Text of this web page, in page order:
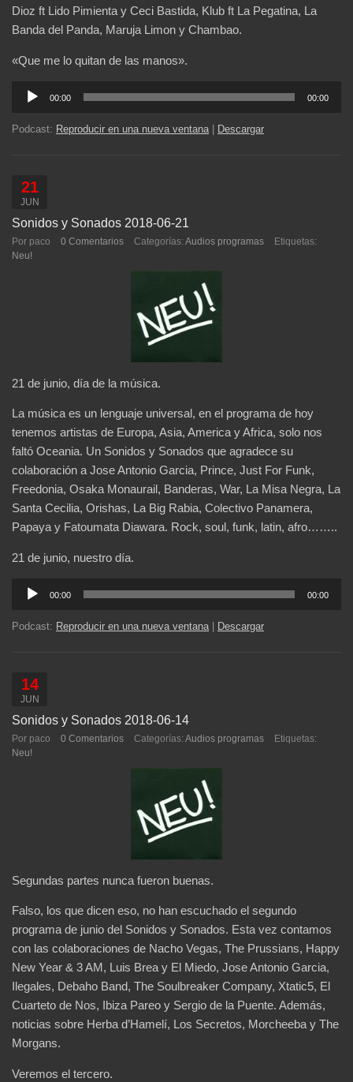
Dioz ft Lido Pimienta y Ceci Bastida, Klub ft La Pegatina, La
Banda del Panda, Maruja Limon y Chambao.
«Que me lo quitan de las manos».
Reproductor
audio
00:00 00:00
Podcast: Reproducir en una nueva ventana| Descargar
21
JUN
Sonidos y Sonados 2018-06-21
Por paco 0 Comentarios Categorías: Audios programas
Etiquetas:
Neu!
21 de junio, día de la música.
La música es un lenguaje universal, en el programa de hoy
tenemos artistas de Europa, Asia, America y Africa, solo nos
faltó Oceania. Un Sonidos y Sonados que agradece su
colaboración a Jose Antonio Garcia, Prince, Just For Funk,
Freedonia, Osaka Monaurail, Banderas, War, La Misa Negra, La
Santa Cecilia, Orishas, La Big Rabia, Colectivo Panamera,
Papaya y Fatoumata Diawara. Rock, soul, funk, latin, afro……..
21 de junio, nuestro día.
Reproductor
audio
00:00 00:00
Podcast: Reproducir en una nueva ventana| Descargar
14
JUN
Sonidos y Sonados 2018-06-14
Por paco 0 Comentarios Categorías: Audios programas
Etiquetas:
Neu!
Segundas partes nunca fueron buenas.
Falso, los que dicen eso, no han escuchado el segundo
programa de junio del Sonidos y Sonados. Esta vez contamos
con las colaboraciones de Nacho Vegas, The Prussians, Happy
New Year & 3 AM, Luis Brea y El Miedo, Jose Antonio Garcia,
Ilegales, Debaho Band, The Soulbreaker Company, Xtatic5, El
Cuarteto de Nos, Ibiza Pareo y Sergio de la Puente. Además,
noticias sobre Herba d’Hamelí, Los Secretos, Morcheeba y The
Morgans.
Veremos el tercero.